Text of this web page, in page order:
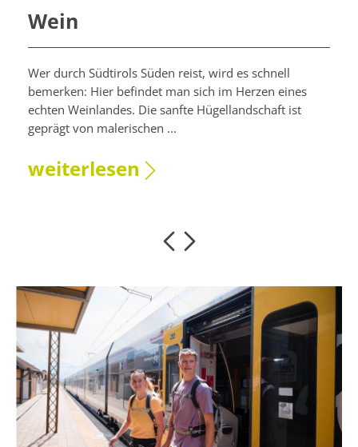
Wein
Wer durch Südtirols Süden reist, wird es schnell
bemerken: Hier befindet man sich im Herzen eines
echten Weinlandes. Die sanfte Hügellandschaft ist
geprägt von malerischen ...
weiterlesen